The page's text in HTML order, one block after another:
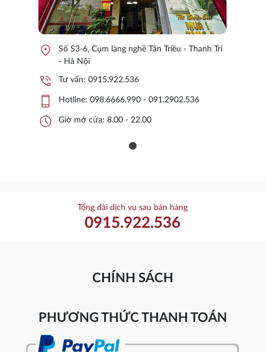
location_on
Số S3-6, Cụm làng nghề Tân Triều - Thanh Trì
- Hà Nội
phone_in_talk Tư vấn: 0915.922.536
phone_iphone Hotline: 098.6666.990 - 091.2902.536
schedule Giờ mở cửa: 8.00 - 22.00
Tổng đài dịch vụ sau bán hàng
0915.922.536
CHÍNH SÁCH
PHƯƠNG THỨC THANH TOÁN